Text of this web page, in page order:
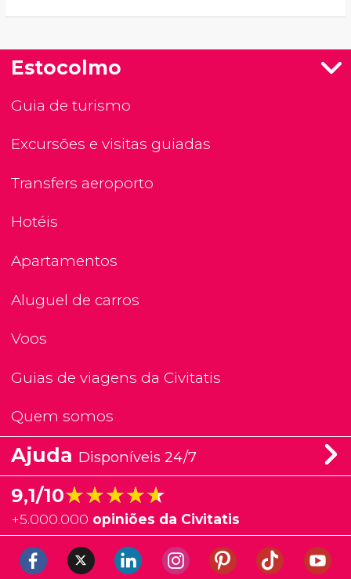
Estocolmo
Guia de turismo
Excursões e visitas guiadas
Transfers aeroporto
Hotéis
Apartamentos
Aluguel de carros
Voos
Guias de viagens da Civitatis
Quem somos
Ajuda Disponíveis 24/7
9,1/10★★★★★
★★★★★
+5.000.000 opiniões da Civitatis